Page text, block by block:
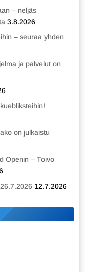
– neljäs
3.8.2026
– seuraa yhden
ja palvelut on
on julkaistu
Openin – Toivo
12.7.2026